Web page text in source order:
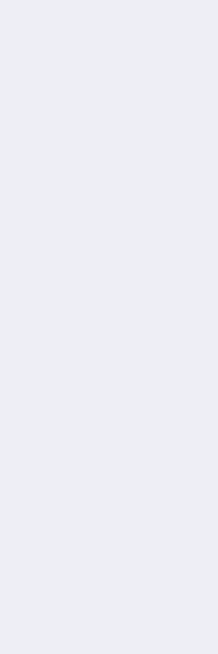
Tariquía y abre
(YPFB)
de Apelación
del municipio